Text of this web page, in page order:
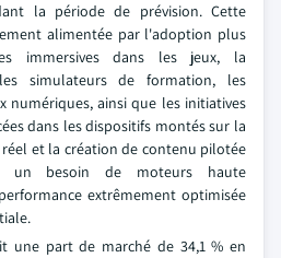
la période de prévision. Cette
alimentée par l'adoption plus
immersives dans les jeux, la
simulateurs de formation, les
numériques, ainsi que les initiatives
dans les dispositifs montés sur la
et la création de contenu pilotée
un besoin de moteurs haute
extrêmement optimisée
une part de marché de 34,1 % en